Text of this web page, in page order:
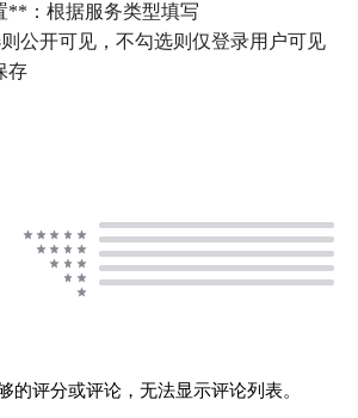
**：根据服务类型填写
公开可见，不勾选则仅登录用户可见
存
的评分或评论，无法显示评论列表。